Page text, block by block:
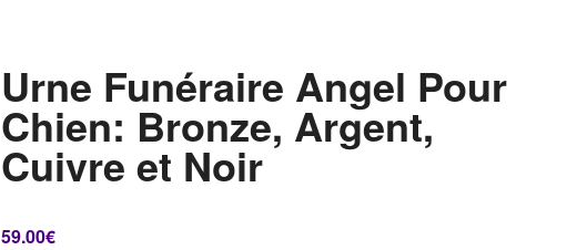
Urne Funéraire Angel Pour
Chien: Bronze, Argent,
Cuivre et Noir
59.00€